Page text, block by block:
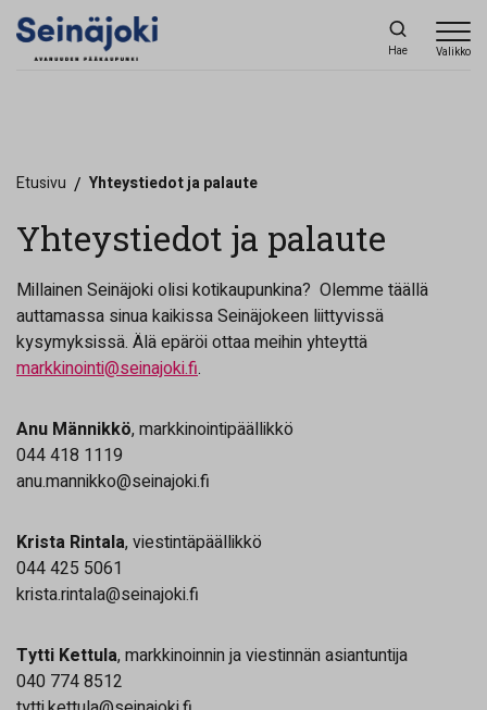
Hae Valikko
Etusivu / Yhteystiedot ja palaute
Yhteystiedot ja palaute
Millainen Seinäjoki olisi kotikaupunkina? Olemme täällä
auttamassa sinua kaikissa Seinäjokeen liittyvissä
kysymyksissä. Älä epäröi ottaa meihin yhteyttä
markkinointi@seinajoki.fi.
Anu Männikkö, markkinointipäällikkö
044 418 1119
anu.mannikko@seinajoki.fi
Krista Rintala, viestintäpäällikkö
044 425 5061
krista.rintala@seinajoki.fi
Tytti Kettula, markkinoinnin ja viestinnän asiantuntija
040 774 8512